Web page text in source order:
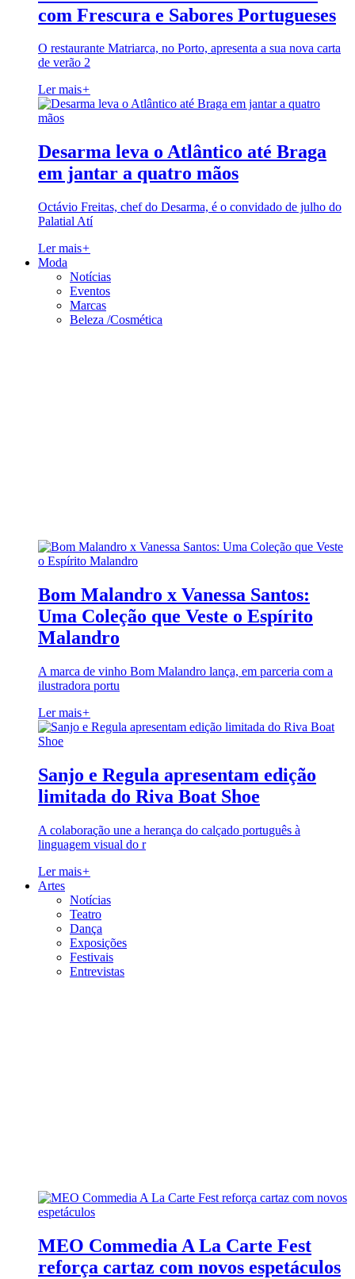
com Frescura e Sabores Portugueses
O restaurante Matriarca, no Porto, apresenta a sua nova carta
de verão 2
Ler mais+
Desarma leva o Atlântico até Braga
em jantar a quatro mãos
Octávio Freitas, chef do Desarma, é o convidado de julho do
Palatial Atí
Ler mais+
Moda
Notícias
Eventos
Marcas
Beleza /Cosmética
Bom Malandro x Vanessa Santos:
Uma Coleção que Veste o Espírito
Malandro
A marca de vinho Bom Malandro lança, em parceria com a
ilustradora portu
Ler mais+
Sanjo e Regula apresentam edição
limitada do Riva Boat Shoe
A colaboração une a herança do calçado português à
linguagem visual do r
Ler mais+
Artes
Notícias
Teatro
Dança
Exposições
Festivais
Entrevistas
MEO Commedia A La Carte Fest
reforça cartaz com novos espetáculos